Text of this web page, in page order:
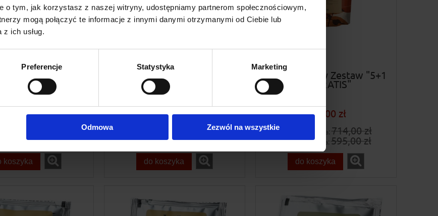
o tym, jak korzystasz z naszej witryny, udostępniamy partnerom społecznościowym,
mogą połączyć te informacje z innymi danymi otrzymanymi od Ciebie lub
ich usług.
Preferencje Statystyka Marketing
Odmowa Zezwól na wszystkie
Kawy Kawa
huehuetenango
SHB EP
46,00 zł
koszyka
Instytut Kawy Zestaw
"Italian Style"
139,00 zł
do koszyka
Instytut Kawy Zestaw "5+1
kg GRATIS"
595,00 zł
Cena regularna: 714,00 zł
Najniższa cena: 595,00 zł
do koszyka